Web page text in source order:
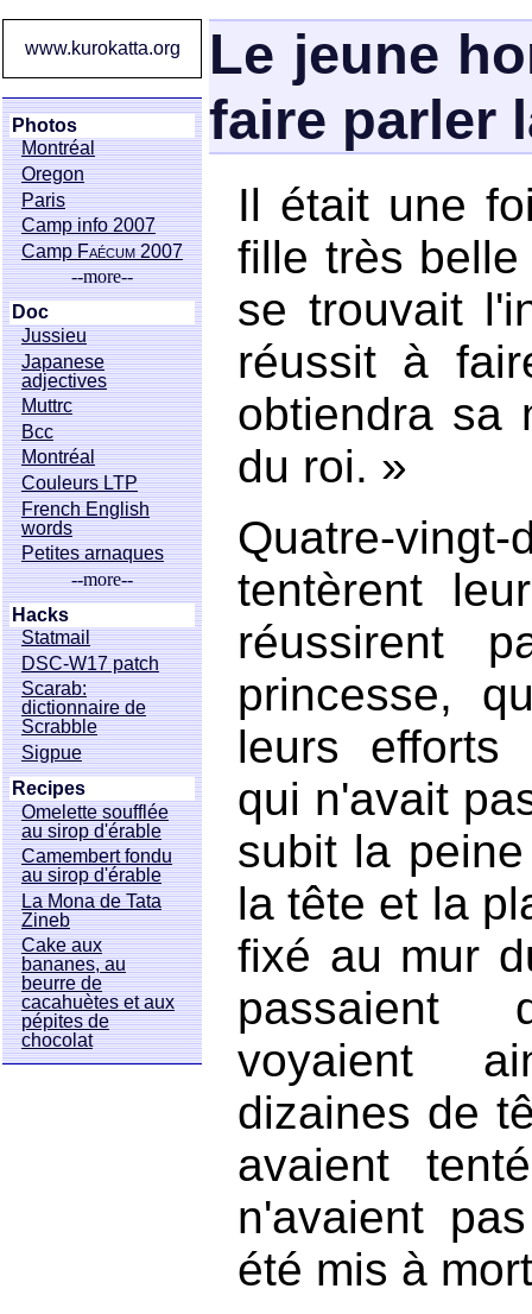
Le jeune
faire parler
Il était une
fille très
se trouvait
réussit à
obtiendra sa
du roi. »
Quatre-
tentèrent
réussirent
princesse,
leurs efforts
qui n'avait
subit la
la tête et la
fixé au mur
passaient
voyaient
dizaines de
avaient
n'avaient
été mis à
www.kurokatta.org
Photos
Montréal
Oregon
Paris
Camp info 2007
CampFaécum2007
--more--
Doc
Jussieu
Japanese
adjectives
Muttrc
Bcc
Montréal
Couleurs LTP
French English
words
Petites arnaques
--more--
Hacks
Statmail
DSC-W17 patch
Scarab:
dictionnaire de
Scrabble
Sigpue
Recipes
Omelette soufflée
au sirop d'érable
Camembert fondu
au sirop d'érable
La Mona de Tata
Zineb
Cake aux
bananes, au
beurre de
cacahuètes et aux
pépites de
chocolat